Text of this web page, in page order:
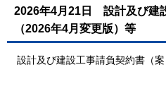
2026年4月21日 設計及び建
（2026年4月変更版）等
設計及び建設工事請負契約書（案